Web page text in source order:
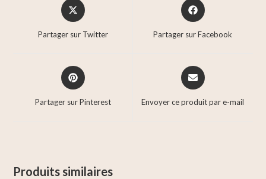
Partager sur Twitter Partager sur Facebook
Partager sur Pinterest Envoyer ce produit par e-mail
Produits similaires